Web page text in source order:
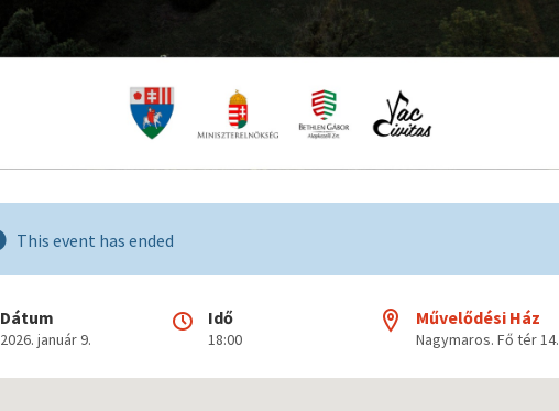
This event has ended
Dátum
2026. január 9.
Idő
18:00
Művelődési Ház
Nagymaros. Fő tér 14.